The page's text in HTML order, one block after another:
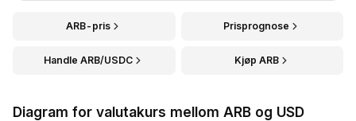
ARB-pris Prisprognose
Handle ARB/USDC Kjøp ARB
Diagram for valutakurs mellom ARB og USD